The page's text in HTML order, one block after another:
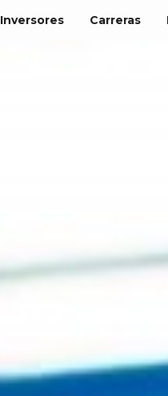
Inversores Carreras